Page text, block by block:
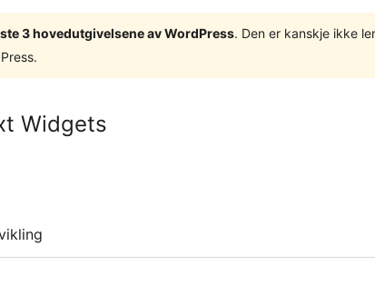
3 hovedutgivelsene av WordPress. Den er kanskje ikke
Widgets